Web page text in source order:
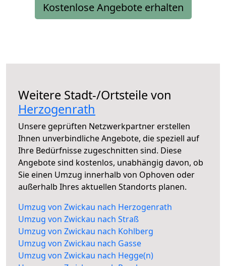
Kostenlose Angebote erhalten
Weitere Stadt-/Ortsteile von
Herzogenrath
Unsere geprüften Netzwerkpartner erstellen
Ihnen unverbindliche Angebote, die speziell auf
Ihre Bedürfnisse zugeschnitten sind. Diese
Angebote sind kostenlos, unabhängig davon, ob
Sie einen Umzug innerhalb von Ophoven oder
außerhalb Ihres aktuellen Standorts planen.
Umzug von Zwickau nach Herzogenrath
Umzug von Zwickau nach Straß
Umzug von Zwickau nach Kohlberg
Umzug von Zwickau nach Gasse
Umzug von Zwickau nach Hegge(n)